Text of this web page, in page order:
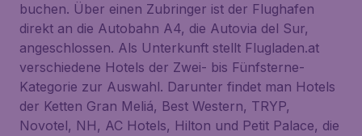
buchen. Über einen Zubringer ist der Flughafen
direkt an die Autobahn A4, die Autovia del Sur,
angeschlossen. Als Unterkunft stellt Flugladen.at
verschiedene Hotels der Zwei- bis Fünfsterne-
Kategorie zur Auswahl. Darunter findet man Hotels
der Ketten Gran Meliá, Best Western, TRYP,
Novotel, NH, AC Hotels, Hilton und Petit Palace, die